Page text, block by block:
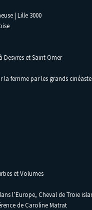
| Lille 3000
et Saint Omer
la femme par les grands
et Volumes
l’Europe, Cheval de Troie
de Caroline Matrat